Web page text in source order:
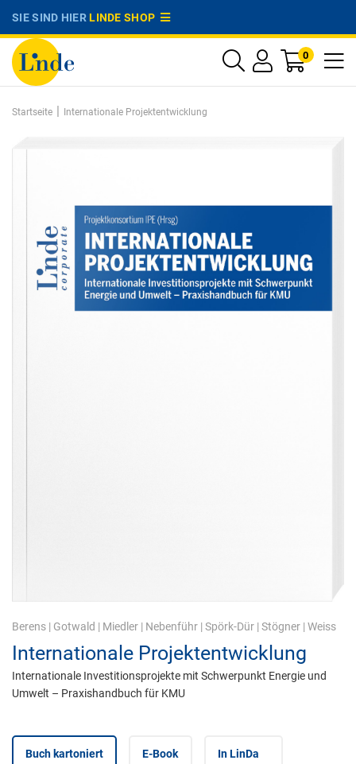
SIE SIND HIERLINDE SHOP
0
Startseite | Internationale Projektentwicklung
Berens | Gotwald | Miedler | Nebenführ | Spörk-Dür | Stögner | Weiss
Internationale Projektentwicklung
Internationale Investitionsprojekte mit Schwerpunkt Energie und
Umwelt – Praxishandbuch für KMU
Buch kartoniert
E-Book
In LinDa